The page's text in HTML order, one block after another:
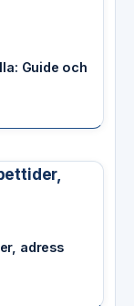
Guide och
adress